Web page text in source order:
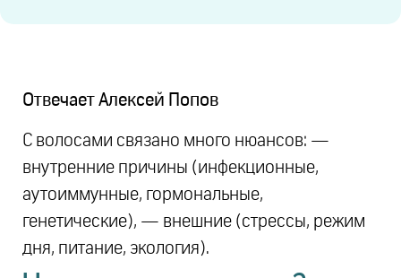
Отвечает Алексей Попов
С волосами связано много нюансов: —
внутренние причины (инфекционные,
аутоиммунные, гормональные,
генетические), — внешние (стрессы, режим
дня, питание, экология).